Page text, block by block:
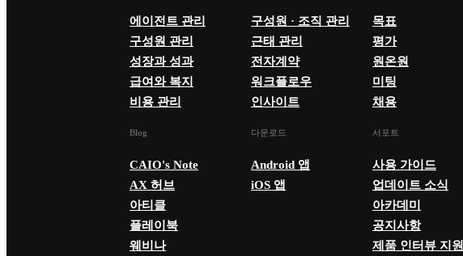
에이전트 관리
구성원 관리
성장과 성과
급여와 복지
비용 관리
구성원 · 조직 관리
근태 관리
전자계약
워크플로우
인사이트
목표
평가
원온원
미팅
채용
Blog
CAIO's Note
AX 허브
아티클
플레이북
웨비나
다운로드
Android 앱
iOS 앱
서포트
사용 가이드
업데이트 소식
아카데미
공지사항
제품 인터뷰 지원